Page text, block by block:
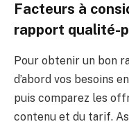
Facteurs à
rapport qualité-
Pour obtenir un bon
d’abord vos besoins
puis comparez les
contenu et du tarif.